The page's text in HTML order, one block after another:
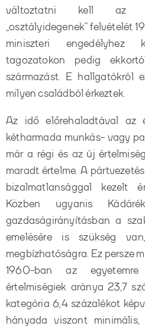
változtatni kell az
„osztályidegenek” felvételét
miniszteri
tagozatokon pedig
származást. E hallgatókról
milyen családból érkeztek.
Az idő előrehaladtával az
kétharmada munkás- vagy
már a régi és az új
maradt értelme. A
bizalmatlansággal kezelt
Közben ugyanis
gazdaságirányításban a
emelésére is szükség
megbízhatóságra. Ez persze
1960-ban az
értelmiségiek aránya 23,7
kategória 6,4 százalékot
hányada viszont